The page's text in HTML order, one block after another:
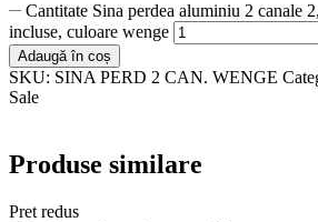
Cantitate Sina perdea aluminiu 2 canale
incluse, culoare wenge
Adaugă în coș
SKU: SINA PERD 2 CAN. WENGE
Sale
Produse similare
Pret redus